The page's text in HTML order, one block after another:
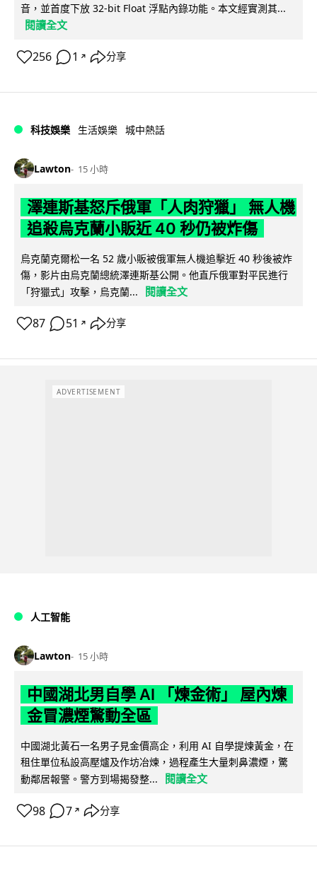
音，並首度下放 32-bit Float 浮點內錄功能。本文經實測其...
閱讀全文
256 1 ↗ 分享
科技娛樂 生活娛樂 城中熱話
Lawton 15 小時
澤連斯基怒斥俄軍「人肉狩獵」 無人機
追殺烏克蘭小販近 40 秒仍被炸傷
烏克蘭克爾松一名 52 歲小販被俄軍無人機追擊近 40 秒後被炸
傷，影片由烏克蘭總統澤連斯基公開。他直斥俄軍對平民進行
「狩獵式」攻擊，烏克蘭...
閱讀全文
87 51 ↗ 分享
ADVERTISEMENT
人工智能
Lawton 15 小時
中國湖北男自學 AI 「煉金術」 屋內煉
金冒濃煙驚動全區
中國湖北黃石一名男子見金價高企，利用 AI 自學提煉黃金，在
租住單位私設高壓爐及作坊冶煉，過程產生大量刺鼻濃煙，驚
動鄰居報警。警方到場揭發整...
閱讀全文
98 7 ↗ 分享